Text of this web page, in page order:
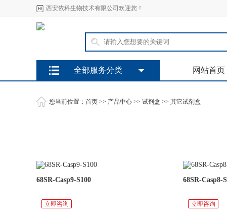
西安依科生物技术有限公司欢迎您！
网站首页
全部服务分类
您当前位置： 首页 >> 产品中心 >> 试剂盒 >> 其它试剂盒
68SR-Casp9-S100
立即咨询
68SR-Casp8-
立即咨询